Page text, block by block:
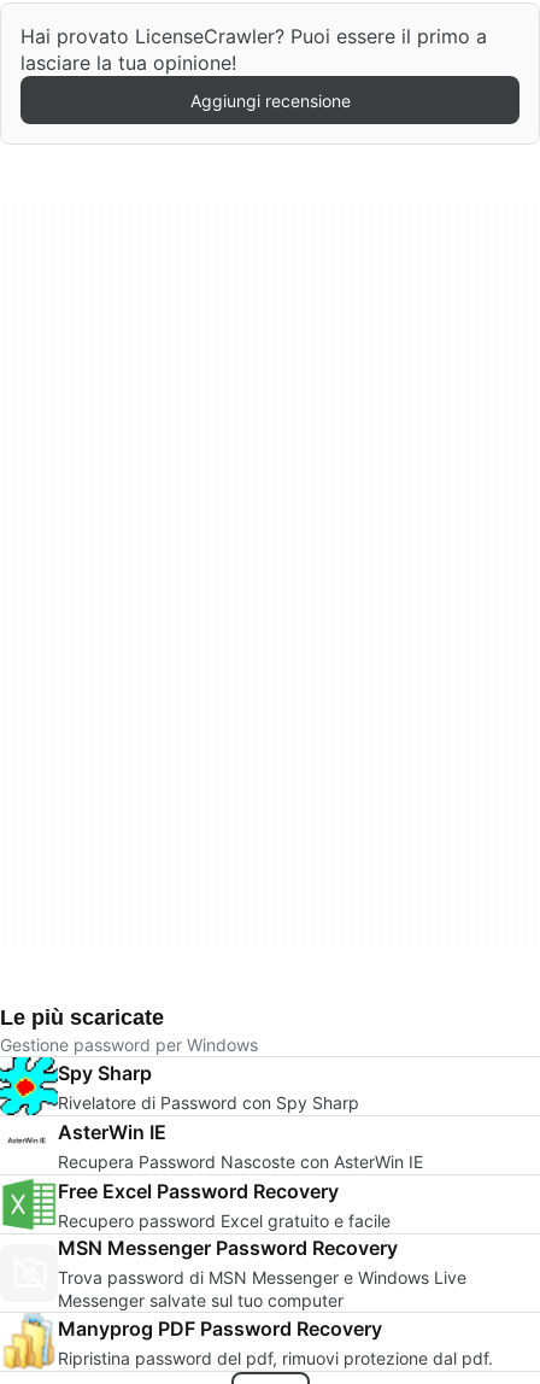
Hai provato LicenseCrawler? Puoi essere il primo a
lasciare la tua opinione!
Aggiungi recensione
Le più scaricate
Gestione password per Windows
Spy Sharp
Rivelatore di Password con Spy Sharp
AsterWin IE
Recupera Password Nascoste con AsterWin IE
Free Excel Password Recovery
Recupero password Excel gratuito e facile
MSN Messenger Password Recovery
Trova password di MSN Messenger e Windows Live
Messenger salvate sul tuo computer
Manyprog PDF Password Recovery
Ripristina password del pdf, rimuovi protezione dal pdf.